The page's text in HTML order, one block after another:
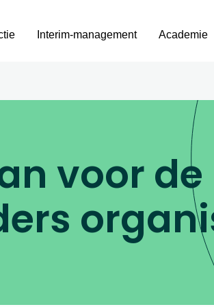
Interim-management Academie
voor de